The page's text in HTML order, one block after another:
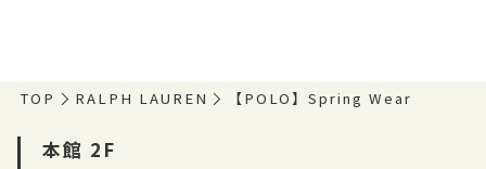
TOP RALPH LAUREN 【POLO】Spring Wear
本館 2F